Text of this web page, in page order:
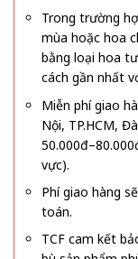
Trong trường
mùa hoặc hoa
bằng loại hoa
cách gần nhất
Miễn phí giao
Nội, TP.HCM,
vực).
Phí giao hàng
toán.
TCF cam kết